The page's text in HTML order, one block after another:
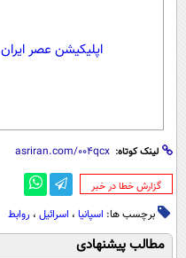
اپلیکیشن عصر ایران
لینک کوتاه:
‌گزارش خطا در خبر
برچسب ها: اسپانیا ، اسرائیل ، روابط
مطالب پیشنهادی